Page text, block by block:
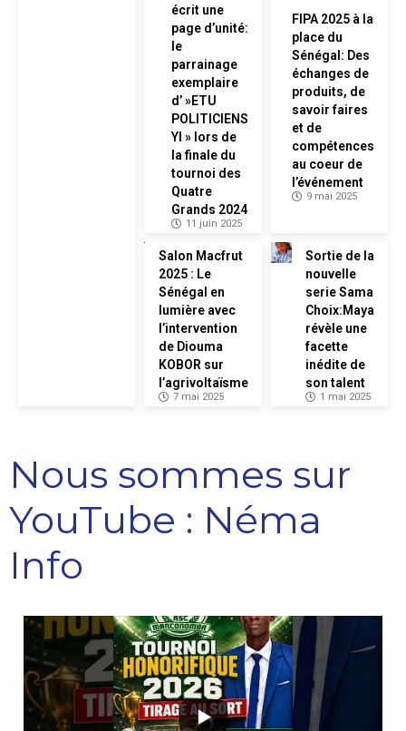
écrit une
page d’unité:
le
parrainage
exemplaire
d’ »ETU
POLITICIENS
YI » lors de
la finale du
tournoi des
Quatre
Grands 2024
11 juin 2025
FIPA 2025 à la
place du
Sénégal: Des
échanges de
produits, de
savoir faires
et de
compétences
au coeur de
l’événement
9 mai 2025
Salon Macfrut
2025 : Le
Sénégal en
lumière avec
l’intervention
de Diouma
KOBOR sur
l’agrivoltaïsme
7 mai 2025
Sortie de la
nouvelle
serie Sama
Choix:Maya
révèle une
facette
inédite de
son talent
1 mai 2025
Nous sommes sur
YouTube : Néma
Info